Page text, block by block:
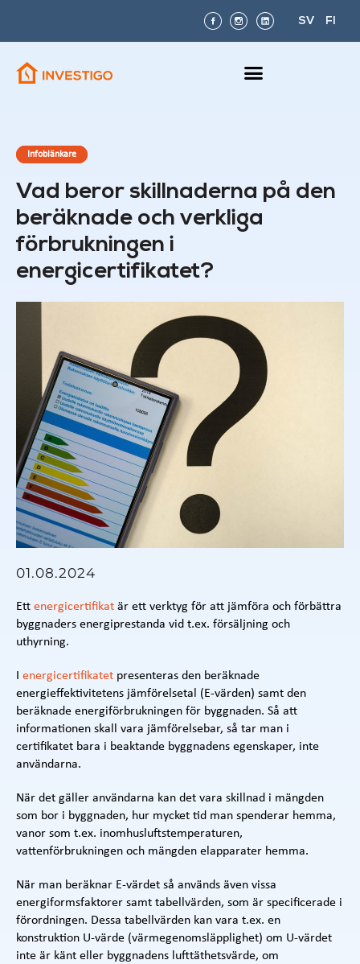
SV FI
Infoblänkare
Vad beror skillnaderna på den
beräknade och verkliga
förbrukningen i
energicertifikatet?
01.08.2024
Ett energicertifikat är ett verktyg för att jämföra och förbättra
byggnaders energiprestanda vid t.ex. försäljning och
uthyrning.
energicertifikatet presenteras den beräknade
energieffektivitetens jämförelsetal (E-värden) samt den
beräknade energiförbrukningen för byggnaden. Så att
informationen skall vara jämförelsebar, så tar man i
certifikatet bara i beaktande byggnadens egenskaper, inte
användarna.
När det gäller användarna kan det vara skillnad i mängden
som bor i byggnaden, hur mycket tid man spenderar hemma,
vanor som t.ex. inomhusluftstemperaturen,
vattenförbrukningen och mängden elapparater hemma.
När man beräknar E-värdet så används även vissa
energiformsfaktorer samt tabellvärden, som är specificerade i
förordningen. Dessa tabellvärden kan vara t.ex. en
konstruktion U-värde (värmegenomsläpplighet) om U-värdet
inte är känt eller byggnadens lufttäthetsvärde, om